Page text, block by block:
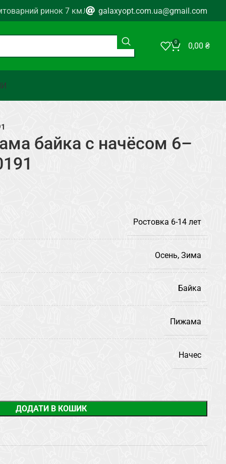
ринок 7 км. galaxyopt.com.ua@gmail.com
0 0,00 ₴
байка с начёсом 6–
Ростовка 6-14 лет
Осень, Зима
Байка
Пижама
Начес
ДОДАТИ В КОШИК